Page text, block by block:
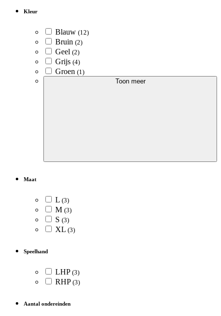
Kleur
Blauw (12)
Bruin (2)
Geel (2)
Grijs (4)
Groen (1)
Toon meer
Maat
L (3)
M (3)
S (3)
XL (3)
Speelhand
LHP (3)
RHP (3)
Aantal ondereinden